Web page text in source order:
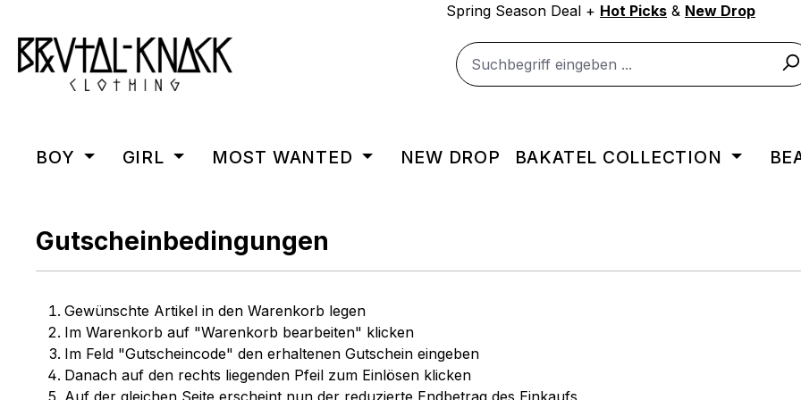
Spring Season Deal + Hot Picks & New Drop
BOY GIRL MOST WANTED NEW DROP BAKATEL COLLECTION
Gutscheinbedingungen
Gewünschte Artikel in den Warenkorb legen
Im Warenkorb auf "Warenkorb bearbeiten" klicken
Im Feld "Gutscheincode" den erhaltenen Gutschein eingeben
Danach auf den rechts liegenden Pfeil zum Einlösen klicken
Auf der gleichen Seite erscheint nun der reduzierte Endbetrag des Einkaufs